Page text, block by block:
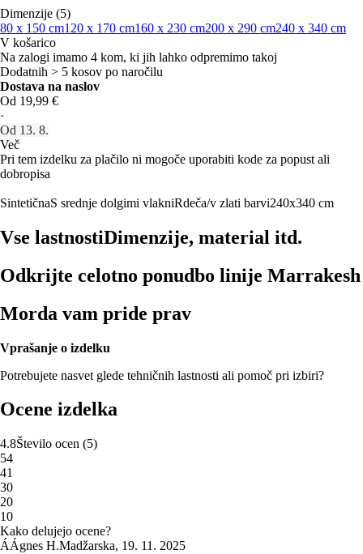
Dimenzije (5)
80 x 150 cm120 x 170 cm160 x 230 cm200 x 290 cm240 x 340 cm
V košarico
Na zalogi imamo 4 kom, ki jih lahko odpremimo takoj
Dodatnih > 5 kosov po naročilu
Dostava na naslov
Od 19,99 €
·
Od 13. 8.
Več
Pri tem izdelku za plačilo ni mogoče uporabiti kode za popust ali
dobropisa
SintetičnaS srednje dolgimi vlakniRdeča/v zlati barvi240x340 cm
Vse lastnostiDimenzije, material itd.
Odkrijte celotno ponudbo linije Marrakesh
Morda vam pride prav
Vprašanje o izdelku
Potrebujete nasvet glede tehničnih lastnosti ali pomoč pri izbiri?
Ocene izdelka
4.8Število ocen (5)
54
41
30
20
10
Kako delujejo ocene?
ÁÁgnes H.Madžarska, 19. 11. 2025